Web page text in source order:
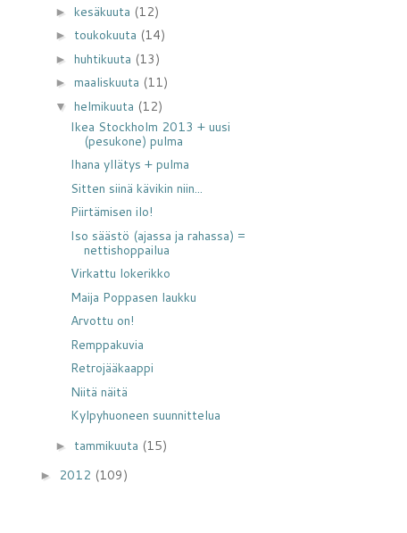
► kesäkuuta (12)
► toukokuuta (14)
► huhtikuuta (13)
► maaliskuuta (11)
▼ helmikuuta (12)
Ikea Stockholm 2013 + uusi
(pesukone) pulma
Ihana yllätys + pulma
Sitten siinä kävikin niin...
Piirtämisen ilo!
Iso säästö (ajassa ja rahassa) =
nettishoppailua
Virkattu lokerikko
Maija Poppasen laukku
Arvottu on!
Remppakuvia
Retrojääkaappi
Niitä näitä
Kylpyhuoneen suunnittelua
► tammikuuta (15)
► 2012 (109)